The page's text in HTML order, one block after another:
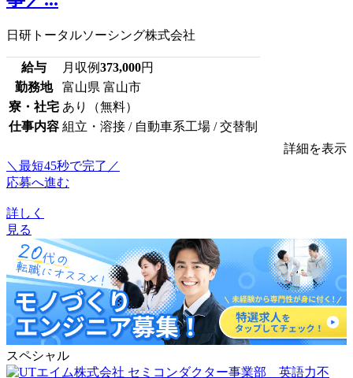
日研トータルソーシング株式会社
給与 月収例373,000円
勤務地
富山県 富山市
寮・社宅 あり（無料）
仕事内容 組立・溶接 / 自動車系工場 / 交替制
詳細を表示
＼最短45秒で完了／
応募へ進む
詳しく
見る
スペシャル